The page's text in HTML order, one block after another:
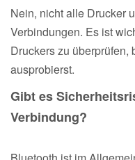
Nein, nicht alle Drucker
Verbindungen. Es ist
Druckers zu überprüfen,
ausprobierst.
Gibt es
Verbindung?